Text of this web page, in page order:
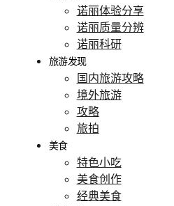
诺丽体验分享
诺丽质量分辨
诺丽科研
旅游发现
国内旅游攻略
境外旅游
攻略
旅拍
美食
特色小吃
美食创作
经典美食